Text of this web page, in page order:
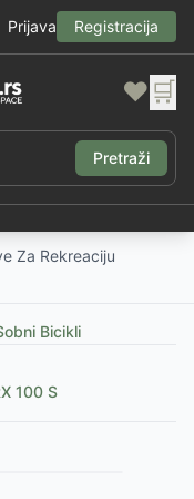
Prijava Registracija
❤️ 🛒
Pretraži
Za Rekreaciju
Bicikli
100 S